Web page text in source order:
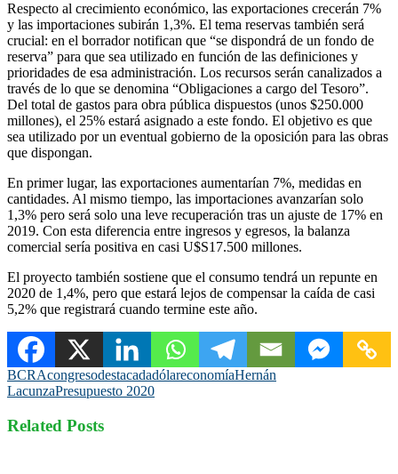
Respecto al crecimiento económico, las exportaciones crecerán 7%
y las importaciones subirán 1,3%. El tema reservas también será
crucial: en el borrador notifican que “se dispondrá de un fondo de
reserva” para que sea utilizado en función de las definiciones y
prioridades de esa administración. Los recursos serán canalizados a
través de lo que se denomina “Obligaciones a cargo del Tesoro”.
Del total de gastos para obra pública dispuestos (unos $250.000
millones), el 25% estará asignado a este fondo. El objetivo es que
sea utilizado por un eventual gobierno de la oposición para las obras
que dispongan.
En primer lugar, las exportaciones aumentarían 7%, medidas en
cantidades. Al mismo tiempo, las importaciones avanzarían solo
1,3% pero será solo una leve recuperación tras un ajuste de 17% en
2019. Con esta diferencia entre ingresos y egresos, la balanza
comercial sería positiva en casi U$S17.500 millones.
El proyecto también sostiene que el consumo tendrá un repunte en
2020 de 1,4%, pero que estará lejos de compensar la caída de casi
5,2% que registrará cuando termine este año.
BCRAcongresodestacadadólareconomíaHernán
LacunzaPresupuesto 2020
Related Posts